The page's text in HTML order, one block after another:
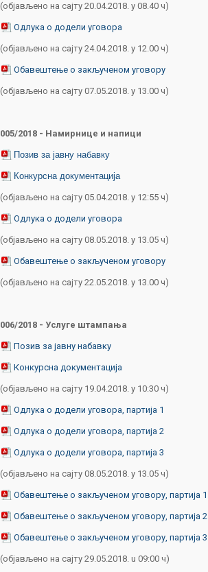
(објављено на сајту 20.04.2018. у 08.40 ч)
Одлука о додели уговора
(објављено на сајту 24.04.2018. у 12.00 ч)
Обавештење о закљученом уговору
(објављено на сајту 07.05.2018. у 13.00 ч)
005/2018 - Намирнице и напици
Позив за јавну набавку
Конкурсна документација
(објављено на сајту 05.04.2018. у 12:55 ч)
Одлука о додели уговора
(објављено на сајту 08.05.2018. у 13.05 ч)
Обавештење о закљученом уговору
(објављено на сајту 22.05.2018. у 13.00 ч)
006/2018 - Услуге штампања
Позив за јавну набавку
Конкурсна документација
(објављено на сајту 19.04.2018. у 10:30 ч)
Одлука о додели уговора, партија 1
Одлука о додели уговора, партија 2
Одлука о додели уговора, партија 3
(објављено на сајту 08.05.2018. у 13.05 ч)
Обавештење о закљученом уговору, партија 1
Обавештење о закљученом уговору, партија 2
Обавештење о закљученом уговору, партија 3
(објављено на сајту 29.05.2018. u 09:00 ч)